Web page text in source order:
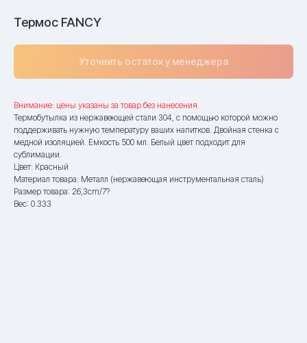
Термос FANCY
Уточнить остаток у менеджера
Внимание: цены указаны за товар без нанесения.
Термобутылка из нержавеющей стали 304, с помощью которой можно
поддерживать нужную температуру ваших напитков. Двойная стенка с
медной изоляцией. Емкость 500 мл. Белый цвет подходит для
сублимации.
Цвет: Красный
Материал товара: Металл (нержавеющая инструментальная сталь)
Размер товара: 26,3cm/7?
Вес: 0.333